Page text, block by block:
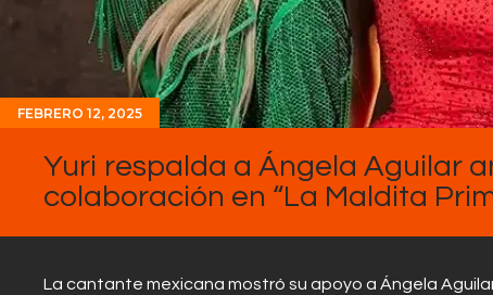
FEBRERO 12, 2025
Yuri respalda a Ángela Aguilar
colaboración en “La Maldita
La cantante mexicana mostró su apoyo a Ángela